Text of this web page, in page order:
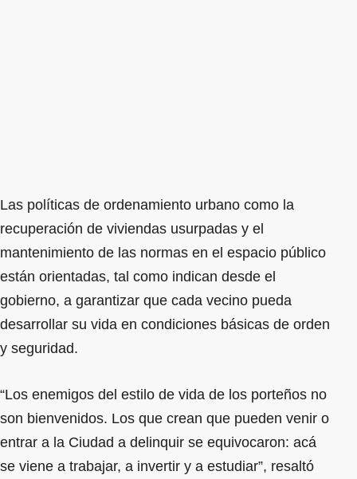
Las políticas de ordenamiento urbano como la
recuperación de viviendas usurpadas y el
mantenimiento de las normas en el espacio público
están orientadas, tal como indican desde el
gobierno, a garantizar que cada vecino pueda
desarrollar su vida en condiciones básicas de orden
y seguridad.
“Los enemigos del estilo de vida de los porteños no
son bienvenidos. Los que crean que pueden venir o
entrar a la Ciudad a delinquir se equivocaron: acá
se viene a trabajar, a invertir y a estudiar”, resaltó